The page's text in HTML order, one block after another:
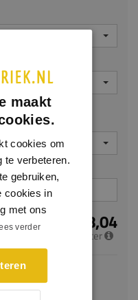
€ 18,04
per meter
de verwachte
maakt
cookies om
te verbeteren.
gebruiken,
cookies in
met ons
verder